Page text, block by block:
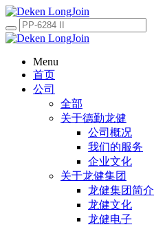
Menu
首页
公司
全部
关于德勤龙健
公司概况
我们的服务
企业文化
关于龙健集团
龙健集团简介
龙健文化
龙健电子